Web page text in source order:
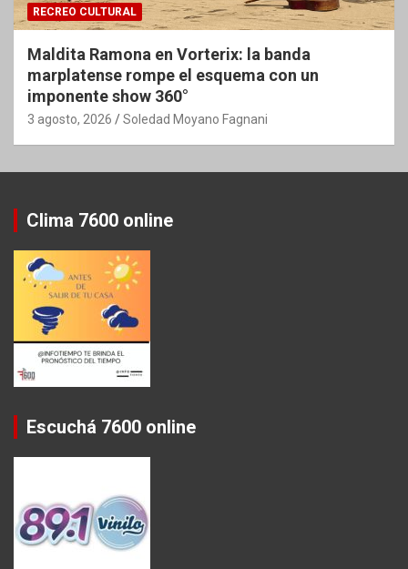
RECREO CULTURAL
Maldita Ramona en Vorterix: la banda
marplatense rompe el esquema con un
imponente show 360°
3 agosto, 2026 Soledad Moyano Fagnani
Clima 7600 online
Escuchá 7600 online